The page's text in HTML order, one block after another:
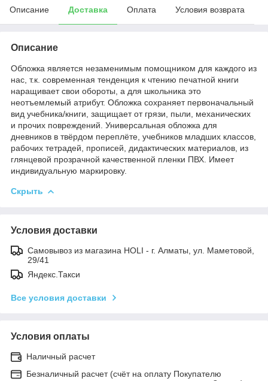
Описание Доставка Оплата Условия возврата
Описание
Обложка является незаменимым помощником для каждого из
нас, т.к. современная тенденция к чтению печатной книги
наращивает свои обороты, а для школьника это
неотъемлемый атрибут. Обложка сохраняет первоначальный
вид учебника/книги, защищает от грязи, пыли, механических
и прочих повреждений. Универсальная обложка для
дневников в твёрдом переплёте, учебников младших классов,
рабочих тетрадей, прописей, дидактических материалов, из
глянцевой прозрачной качественной пленки ПВХ. Имеет
индивидуальную маркировку.
Скрыть
Условия доставки
Самовывоз из магазина HOLI - г. Алматы, ул. Маметовой,
29/41
Яндекс.Такси
Все условия доставки
Условия оплаты
Наличный расчет
Безналичный расчет (счёт на оплату Покупателю